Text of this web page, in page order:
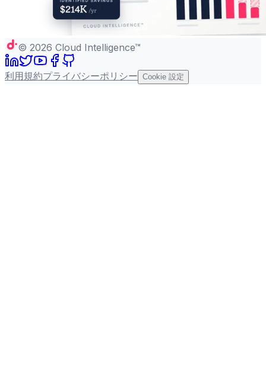
© 2026 Cloud Intelligence™
利用規約プライバシーポリシー Cookie 設定